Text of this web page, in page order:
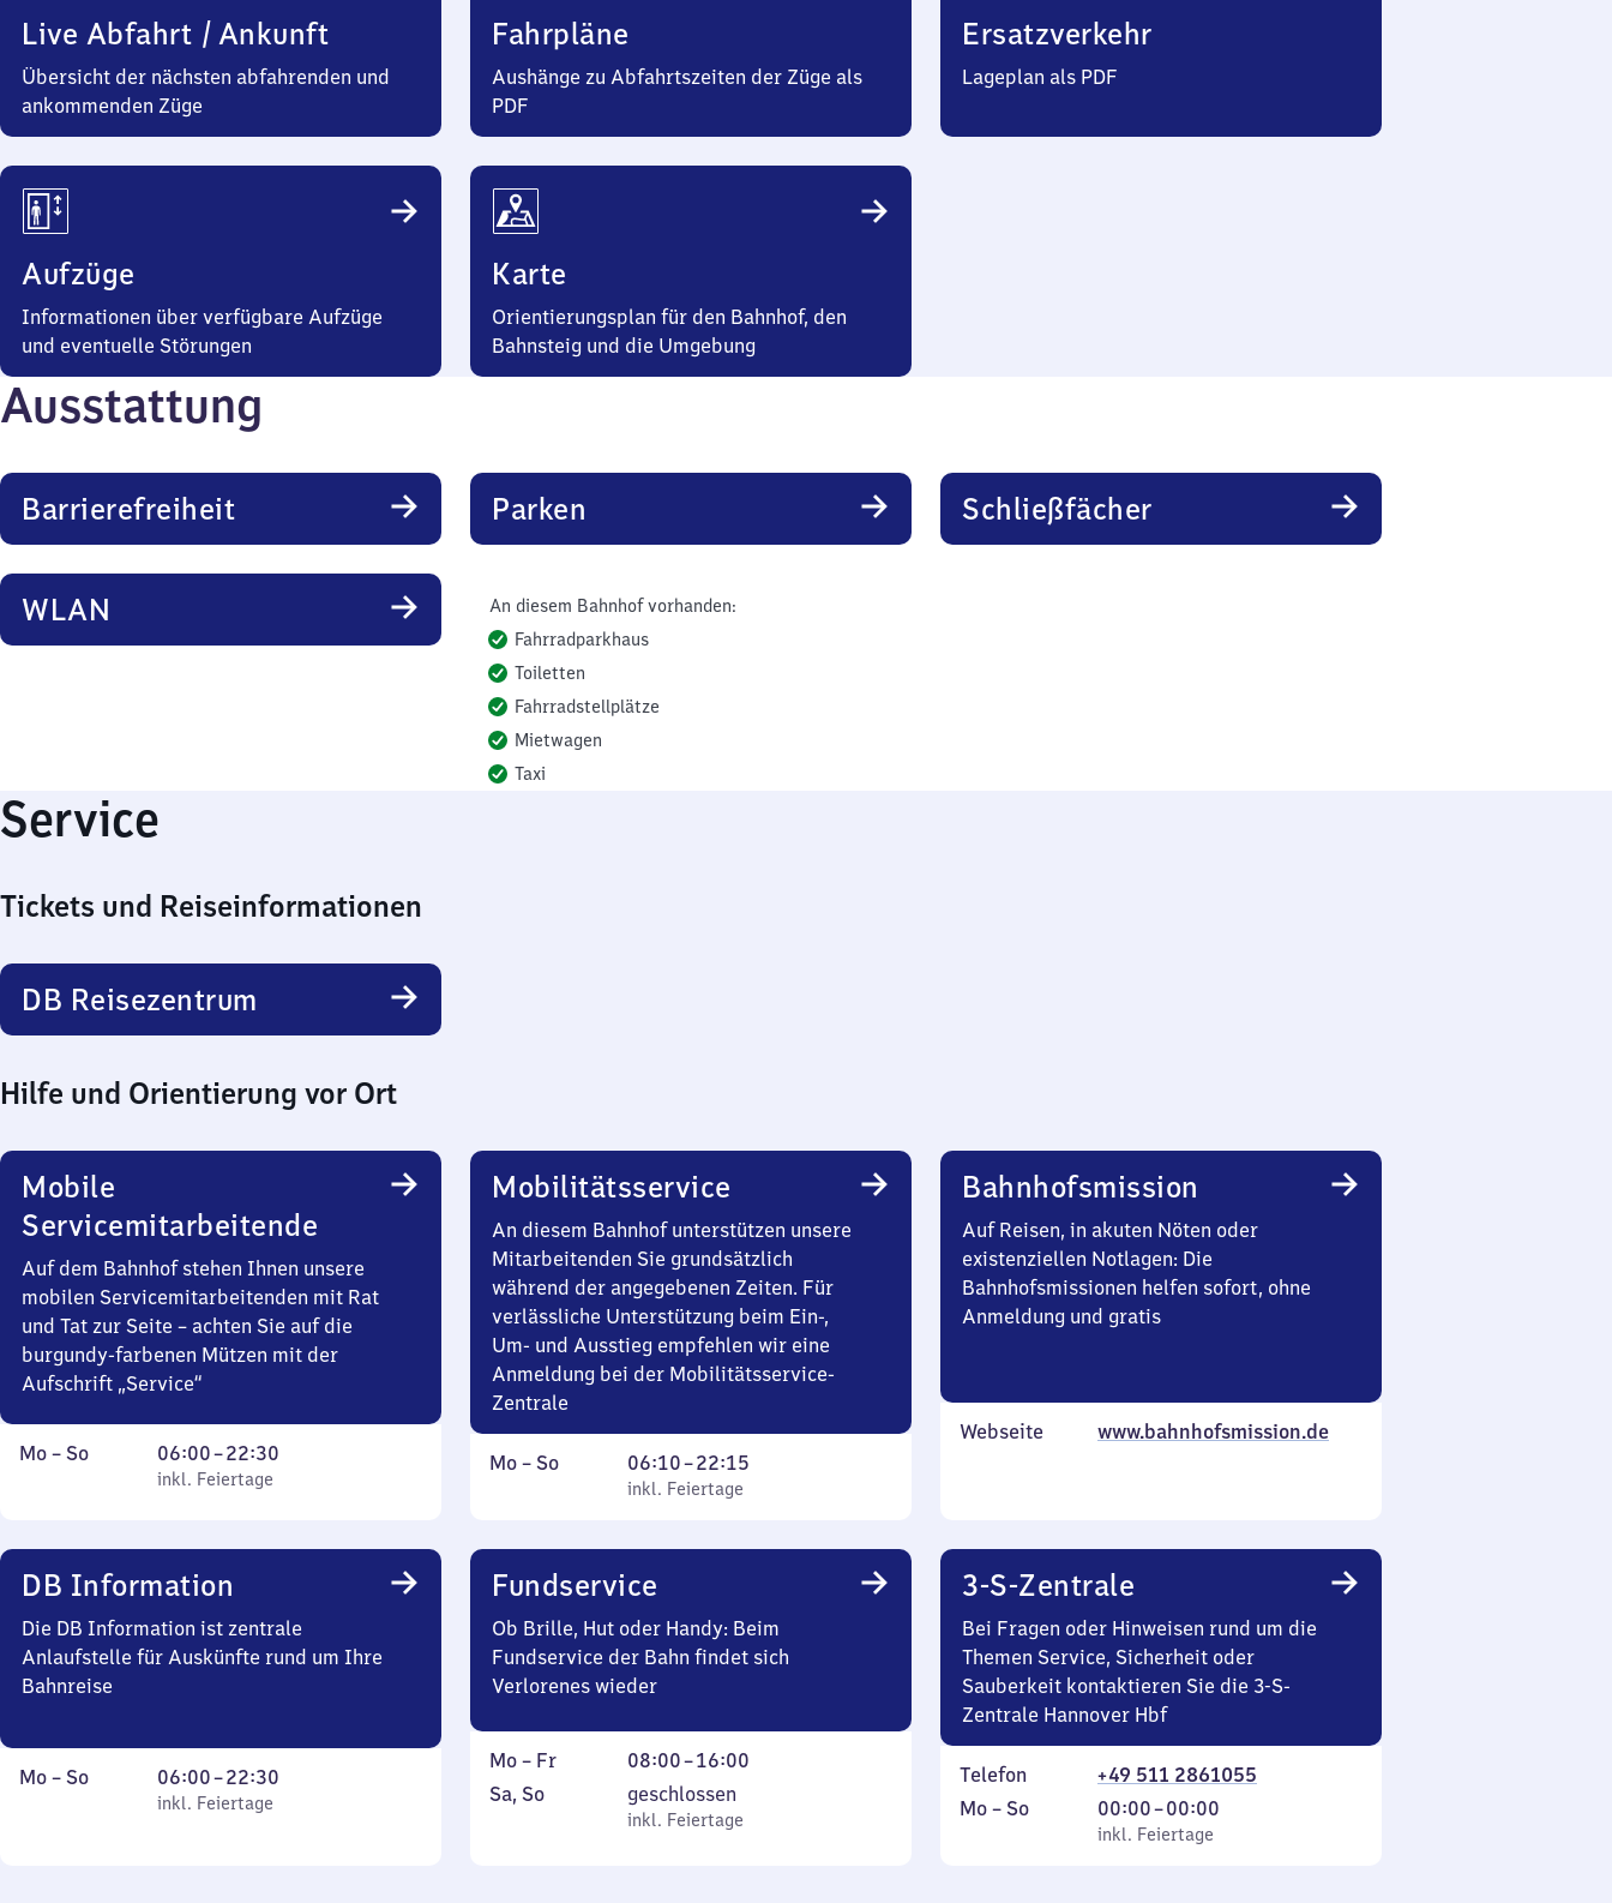
Live Abfahrt / Ankunft
Übersicht der nächsten abfahrenden und
ankommenden Züge
Fahrpläne
Aushänge zu Abfahrtszeiten der Züge als
PDF
Ersatzverkehr
Lageplan als PDF
Aufzüge
Informationen über verfügbare Aufzüge
und eventuelle Störungen
Karte
Orientierungsplan für den Bahnhof, den
Bahnsteig und die Umgebung
Ausstattung
Barrierefreiheit Parken Schließfächer
WLAN
An diesem Bahnhof vorhanden:
Fahrradparkhaus
Toiletten
Fahrradstellplätze
Mietwagen
Taxi
Service
Tickets und Reiseinformationen
DB Reisezentrum
Hilfe und Orientierung vor Ort
Mobile
Servicemitarbeitende
Auf dem Bahnhof stehen Ihnen unsere
mobilen Servicemitarbeitenden mit Rat
und Tat zur Seite – achten Sie auf die
burgundy-farbenen Mützen mit der
Aufschrift „Service“
Montag
Mo – So,
inkl. Feiertage
06:00–22:30
Von
6
Uhr
30
inkl. Feiertage
Mobilitätsservice
An diesem Bahnhof unterstützen unsere
Mitarbeitenden Sie grundsätzlich
während der angegebenen Zeiten. Für
verlässliche Unterstützung beim Ein-,
Um- und Ausstieg empfehlen wir eine
Anmeldung bei der Mobilitätsservice-
Zentrale
Montag
Mo – So,
inkl. Feiertage
06:10–22:15
Von
6
10
bis
Uhr
15
inkl. Feiertage
Bahnhofsmission
Auf Reisen, in akuten Nöten oder
existenziellen Notlagen: Die
Bahnhofsmissionen helfen sofort, ohne
Anmeldung und gratis
Webseite www.bahnhofsmission.de
DB Information
Die DB Information ist zentrale
Anlaufstelle für Auskünfte rund um Ihre
Bahnreise
Montag
Mo – So,
inkl. Feiertage
06:00–22:30
Von
6
inkl. Feiertage
Fundservice
Ob Brille, Hut oder Handy: Beim
Fundservice der Bahn findet sich
Verlorenes wieder
Montag
bis
Mo – Fr 08:00–16:00
Von
8
Uhr
Samstag
Sa, So,
inkl. Feiertage
geschlossen
inkl. Feiertage
3-S-Zentrale
Bei Fragen oder Hinweisen rund um die
Themen Service, Sicherheit oder
Sauberkeit kontaktieren Sie die 3-S-
Zentrale Hannover Hbf
Telefon
+49 511 2861055
Montag
Mo – So,
inkl. Feiertage
00:00–00:00
Von
0
inkl. Feiertage